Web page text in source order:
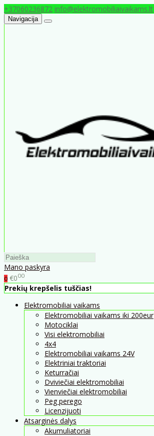
+37060236872 info@elektromobiliaivaikams.lt
Navigacija
Mano paskyra
0 €000
Prekių krepšelis tuščias!
Elektromobiliai vaikams
Elektromobiliai vaikams iki 200eur
Motociklai
Visi elektromobiliai
4x4
Elektromobiliai vaikams 24V
Elektriniai traktoriai
Keturračiai
Dviviečiai elektromobiliai
Vienviečiai elektromobiliai
Peg perego
Licenzijuoti
Atsarginės dalys
Akumuliatoriai